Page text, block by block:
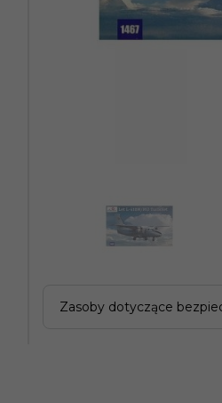
Zasoby dotyczące